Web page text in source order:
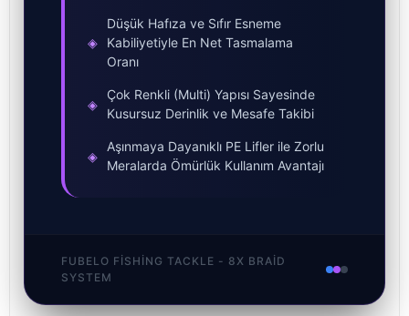
◈
Düşük Hafıza ve Sıfır Esneme
Kabiliyetiyle En Net Tasmalama
Oranı
◈
Çok Renkli (Multi) Yapısı Sayesinde
Kusursuz Derinlik ve Mesafe Takibi
◈
Aşınmaya Dayanıklı PE Lifler ile Zorlu
Meralarda Ömürlük Kullanım Avantajı
FUBELO FISHING TACKLE - 8X BRAID
SYSTEM